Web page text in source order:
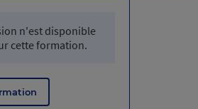
n'est disponible
cette formation.